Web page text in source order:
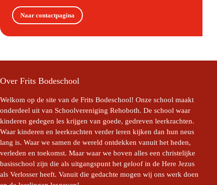
Naar contactpagina
Over Frits Bodeschool
Welkom op de site van de Frits Bodeschool! Onze school maakt
onderdeel uit van Schoolvereniging Rehoboth. De school waar
kinderen gedegen les krijgen van goede, gedreven leerkrachten.
Waar kinderen en leerkrachten verder leren kijken dan hun neus
lang is. Waar we samen de wereld ontdekken vanuit het heden,
verleden en toekomst. Maar waar we boven alles een christelijke
basisschool zijn die als uitgangspunt het geloof in de Here Jezus
als Verlosser heeft. Vanuit die gedachte mogen wij ons werk doen